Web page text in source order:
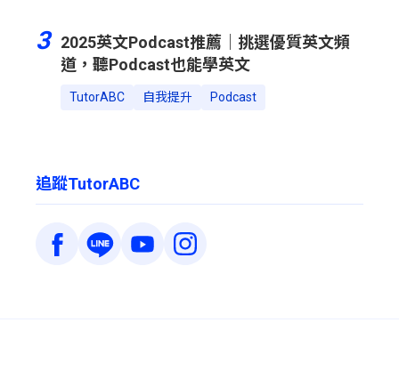
3
2025英文Podcast推薦｜挑選優質英文頻
道，聽Podcast也能學英文
TutorABC 自我提升 Podcast
追蹤TutorABC